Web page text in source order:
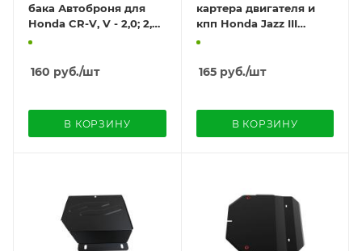
бака Автоброня для
Honda CR-V, V - 2,0; 2,4
2012-
160 руб./шт
В КОРЗИНУ
картера двигателя и
кпп Honda Jazz III
(2008-) /Honda Fit
165руб./шт
В КОРЗИНУ